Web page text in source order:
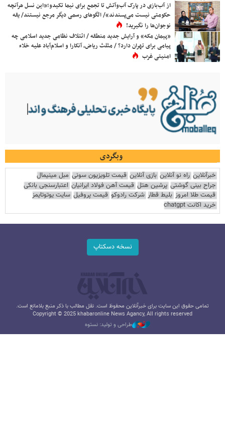
از آب‌بازی در پارک آب‌وآتش تا تجمع برای نیما تکیدو؛«این نسل هرآنچه
حکومتی نیست می‌پسندند»/ الگوهای رسمی دیگر مرجع نیستند/ یقه
نوجوان‌ها را نگیرید!
«پیمان مکه» و آرایش جدید منطقه / ائتلاف نظامی جدید اسلامی چه
پیامی برای تهران دارد؟ / مثلث ریاض، آنکارا و اسلام‌آباد علیه خلاء
امنیتی غرب
وبگردی
خبرآنلاین راه نو آنلاین بازی آنلاین قیمت تلویزیون سونی مبل مینیمال
جراح بینی گوشتی پرشین هتل قیمت آهن فولاد ایرانیان اعتبارسنجی بانکی
قیمت طلا امروز بلیط قطار شرکت رادوکو قیمت پروفیل سایت یوتوتایمز
خرید اکانت chatgpt
نسخه دسکتاپ
تمامی حقوق این سایت برای خبرآنلاین محفوظ است. نقل مطالب با ذکر منبع بلامانع است.
Copyright © 2025 khabaronline News Agancy, All rights reserved
طراحی و تولید: نستوه